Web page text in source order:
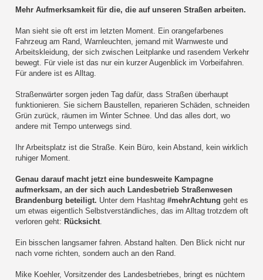
Mehr Aufmerksamkeit für die, die auf unseren Straßen arbeiten.
Man sieht sie oft erst im letzten Moment. Ein orangefarbenes
Fahrzeug am Rand, Warnleuchten, jemand mit Warnweste und
Arbeitskleidung, der sich zwischen Leitplanke und rasendem Verkehr
bewegt. Für viele ist das nur ein kurzer Augenblick im Vorbeifahren.
Für andere ist es Alltag.
Straßenwärter sorgen jeden Tag dafür, dass Straßen überhaupt
funktionieren. Sie sichern Baustellen, reparieren Schäden, schneiden
Grün zurück, räumen im Winter Schnee. Und das alles dort, wo
andere mit Tempo unterwegs sind.
Ihr Arbeitsplatz ist die Straße. Kein Büro, kein Abstand, kein wirklich
ruhiger Moment.
Genau darauf macht jetzt eine bundesweite Kampagne
aufmerksam, an der sich auch Landesbetrieb Straßenwesen
Brandenburg beteiligt. Unter dem Hashtag#mehrAchtung geht es
um etwas eigentlich Selbstverständliches, das im Alltag trotzdem oft
verloren geht: Rücksicht.
Ein bisschen langsamer fahren. Abstand halten. Den Blick nicht nur
nach vorne richten, sondern auch an den Rand.
Mike Koehler, Vorsitzender des Landesbetriebes, bringt es nüchtern